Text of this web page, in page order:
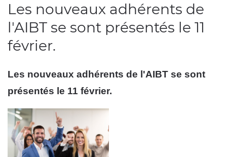
Les nouveaux adhérents de
l'AIBT se sont présentés le 11
février.
Les nouveaux adhérents de l'AIBT se sont
présentés le 11 février.